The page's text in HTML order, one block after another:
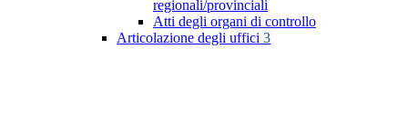
regionali/provinciali
Atti degli organi di controllo
Articolazione degli uffici 3